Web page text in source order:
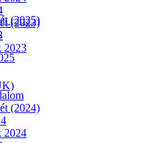
(2025)
(2024)
2024
(2023)
2023